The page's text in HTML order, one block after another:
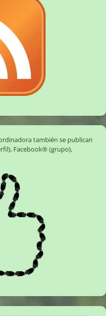
también se publican
, Facebook® (grupo),